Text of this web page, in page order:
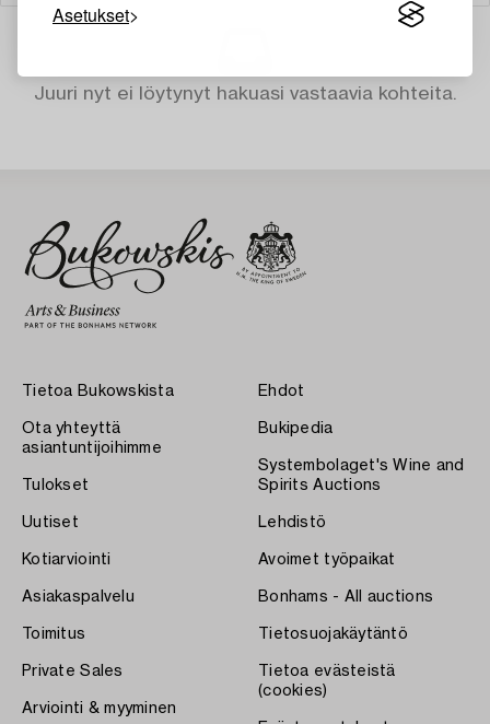
Asetukset
Juuri nyt ei löytynyt hakuasi vastaavia kohteita.
Tietoa Bukowskista
Ota yhteyttä
asiantuntijoihimme
Tulokset
Uutiset
Kotiarviointi
Asiakaspalvelu
Toimitus
Private Sales
Arviointi & myyminen
Ehdot
Bukipedia
Systembolaget's Wine and
Spirits Auctions
Lehdistö
Avoimet työpaikat
Bonhams - All auctions
Tietosuojakäytäntö
Tietoa evästeistä
(cookies)